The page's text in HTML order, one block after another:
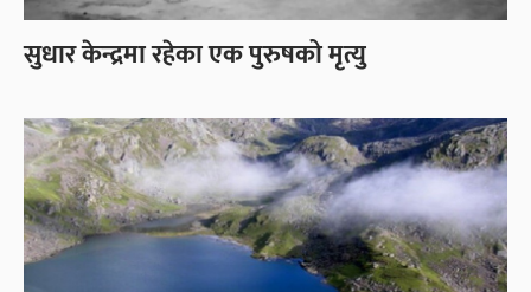
सुधार केन्द्रमा रहेका एक पुरुषको मृत्यु